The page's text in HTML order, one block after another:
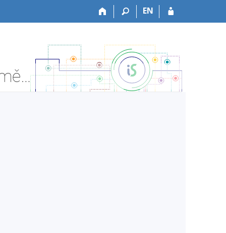
EN
HF:H70085Al Klasická interpretace I - Informace o předmětu